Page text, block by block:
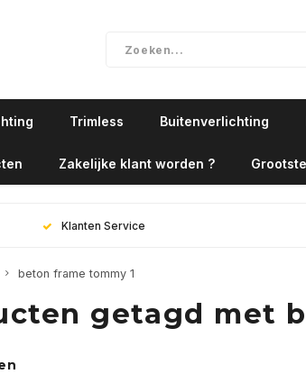
Trimless Buitenverlichting
Zakelijke klant worden ?
Klanten Service
beton frame tommy 1
getagd met